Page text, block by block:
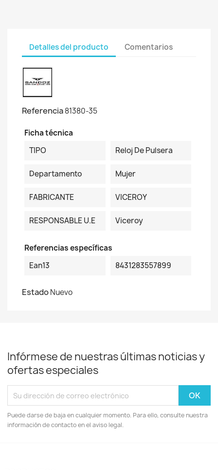
Detalles del producto Comentarios
Referencia81380-35
Ficha técnica
TIPO
Reloj De Pulsera
Departamento Mujer
FABRICANTE VICEROY
RESPONSABLE U.E Viceroy
Referencias específicas
Ean13
8431283557899
EstadoNuevo
Infórmese de nuestras últimas noticias y
ofertas especiales
Puede darse de baja en cualquier momento. Para ello, consulte nuestra
información de contacto en el aviso legal.